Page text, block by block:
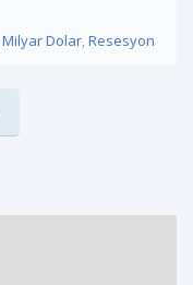
Milyar Dolar,Resesyon